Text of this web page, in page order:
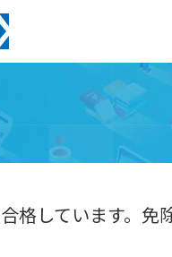
格しています。免